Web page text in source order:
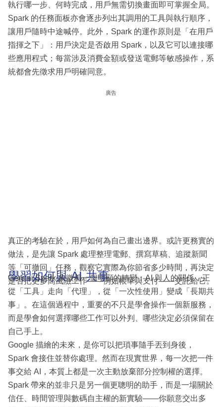
執行哪一步、何時完成，用戶無需切換畫面即可掌握全局。
Spark 的任務面板亦會逐步列出其調用的工具與執行順序，
讓用戶隨時中途喊停。此外，Spark 的運作原則是「在用戶
指揮之下」：用戶決定是否啟用 Spark，以及它可以連接哪
些應用程式；每當涉及消費金額或發送電郵等敏感操作，系
統都會先徵求用戶明確同意。
廣告
真正的考驗在於，用戶如何為自己畫出邊界。或許更務實的
做法，是先讓 Spark 處理整理電郵、撰寫草稿、追蹤新聞
等「可撤回」任務，觀察它實際為你節省多少時間，再決定
是否把更多高風險工作——例如帳單與支付——交託給它。
學習如何與 AI 共事
Gemini Spark 象徵着一個明顯的轉變：AI 與人的關係，正
從「工具」走向「代理」，從「一次性使用」變成「長期共
事」。在這個過程中，重要的不只是學會操作一個新服務，
而是學會如何選擇哪些工作可以外判、哪些決定必須保留在
自己手上。
Google 描繪的未來，是你可以把瑣事隨手丟到身後，
Spark 會接住並替你處理。然而在現實世界，每一次把一件
事交給 AI，本質上都是一次主動放棄部分控制權的選擇。
Spark 帶來的並非只是另一個更聰明的助手，而是一場關於
信任、時間管理與數碼自主權的新實驗——你願意交出多